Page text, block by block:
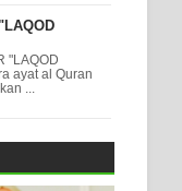
"LAQOD
ayat al Quran
...